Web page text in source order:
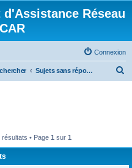
Réseau
Connexion
Sujets sans réponse
• Page 1 sur 1